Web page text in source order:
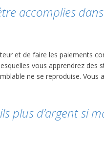
accomplies
et de faire les paiements
vous apprendrez des
ne se reproduise. Vous
plus d’argent si